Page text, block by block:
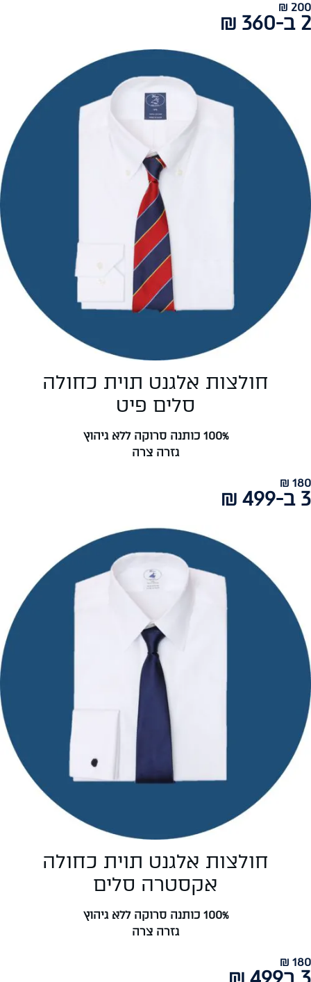
200 ₪
2 ב-360 ₪
חולצות אלגנט תוית כחולה
סלים פיט
100% כותנה סרוקה ללא גיהוץ
גזרה צרה
180 ₪
3 ב-499 ₪
חולצות אלגנט תוית כחולה
אקסטרה סלים
100% כותנה סרוקה ללא גיהוץ
גזרה צרה
180 ₪